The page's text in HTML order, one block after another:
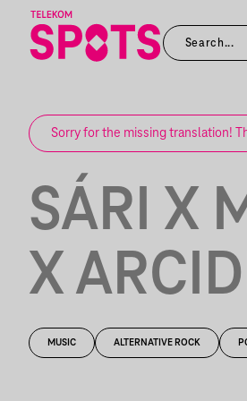
Sorry for the missing translation!
SÁRI X
X
MUSIC ALTERNATIVE ROCK